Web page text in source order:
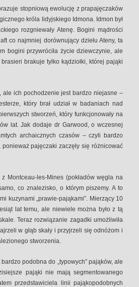
stopniową ewolucję z prapajęczaków
króla lidyjskiego Idmona. Idmon był
rozgniewały Atenę. Bogini mądrości
co najmniej dorównujący dziełu Ateny, ta
bogini przywróciła życie dziewczynie, ale
brakuje tylko kądziołki, której pająki
ich pochodzenie jest bardzo niejasne –
który brał udział w badaniach nad
stworzeń, który funkcjonowały na
lat. Jak dodaje dr Garwood, o wczesnej
archaicznych czasów – czyli bardzo
pajęczaki zaczęły się różnicować
Montceau-les-Mines (pokładów węgla na
co znalezisko, o którym piszemy. A to
kuzynami „prawie-pająkami”. Mierzący 10
lat temu, ale niewiele można było z tą
Teraz rozwiązanie zagadki umożliwiła
w głąb skały i przyjrzeli się odnóżom i
stworzenia.
podobna do „typowych” pająków, ale
pająki nie mają segmentowanego
przedstawiciela linii pająkopodobnych